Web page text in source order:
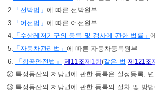
2. 「선박법」 에 따른 선박원부
3. 「어선법」 에 따른 어선원부
4. 「수상레저기구의 등록 및 검사에 관한 법률」
5. 「자동차관리법」 에 따른 자동차등록원부
6.
「항공안전법」 제11조제1항(같은 법 제121조
② 특정동산의 저당권에 관한 등록은 설정등록,
③ 특정동산의 저당권에 관한 등록의 절차 및 방